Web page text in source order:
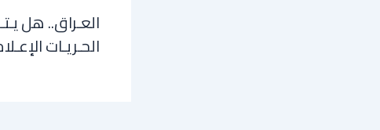
العـراق.. هل
الحـريـات